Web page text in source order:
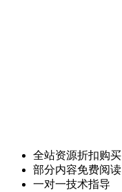
全站资源折扣购买
部分内容免费阅读
一对一技术指导